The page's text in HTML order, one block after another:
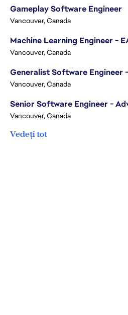
Gameplay Software Engineer
Vancouver, Canada
Vancouver, Canada
Vancouver, Canada
Vancouver, Canada
Vedeți tot